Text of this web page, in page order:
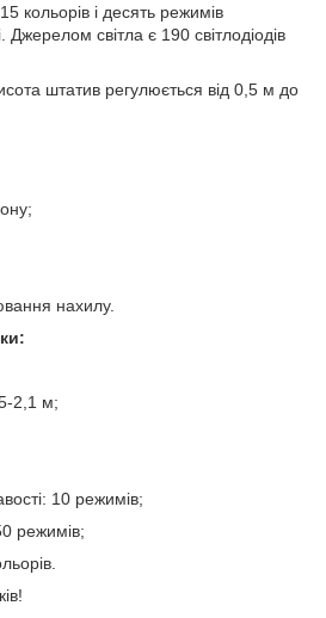
кольорів і десять режимів
Джерелом світла є 190 світлодіодів
штатив регулюється від 0,5 м до
нахилу.
2,1 м;
10 режимів;
режимів;